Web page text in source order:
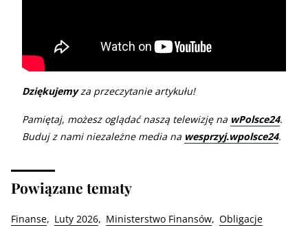
Dziękujemyza przeczytanie artykułu!
Pamiętaj, możesz oglądać naszą telewizję na wPolsce24.
Buduj z nami niezależne media na wesprzyj.wpolsce24.
Powiązane tematy
Finanse Luty 2026 Ministerstwo Finansów Obligacje